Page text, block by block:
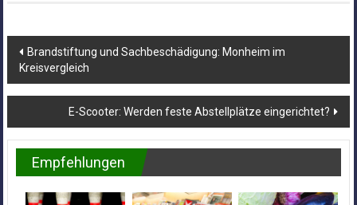
Beitragsnavigation
Brandstiftung und Sachbeschädigung: Monheim im
Kreisvergleich
E-Scooter: Werden feste Abstellplätze eingerichtet?
Empfehlungen